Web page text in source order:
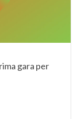
gara per